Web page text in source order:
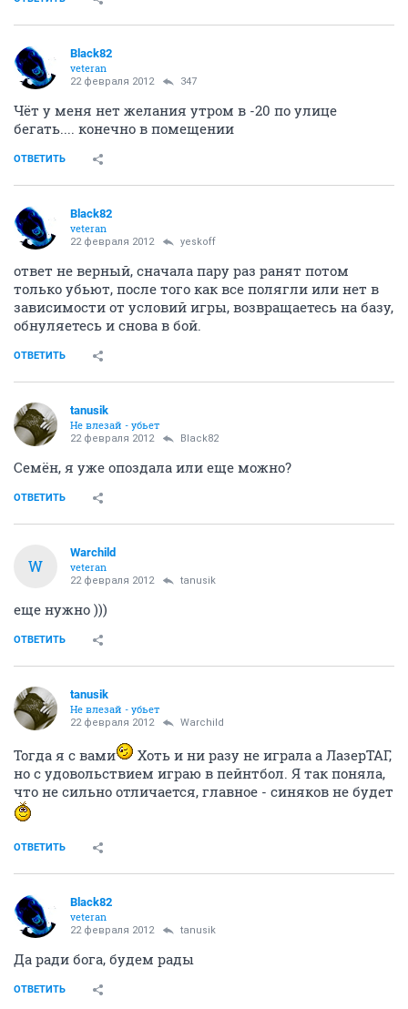
Black82
veteran
22 февраля 2012 347
Чёт у меня нет желания утром в -20 по улице
бегать.... конечно в помещении
ОТВЕТИТЬ
Black82
veteran
22 февраля 2012 yeskoff
ответ не верный, сначала пару раз ранят потом
только убьют, после того как все полягли или нет в
зависимости от условий игры, возвращаетесь на базу,
обнуляетесь и снова в бой.
ОТВЕТИТЬ
tanusik
Не влезай - убьет
22 февраля 2012 Black82
Семён, я уже опоздала или еще можно?
ОТВЕТИТЬ
W
Warchild
veteran
22 февраля 2012 tanusik
еще нужно )))
ОТВЕТИТЬ
tanusik
Не влезай - убьет
22 февраля 2012 Warchild
Тогда я с вами
Хоть и ни разу не играла а ЛазерТАГ,
но с удовольствием играю в пейнтбол. Я так поняла,
что не сильно отличается, главное - синяков не будет
ОТВЕТИТЬ
Black82
veteran
22 февраля 2012 tanusik
Да ради бога, будем рады
ОТВЕТИТЬ